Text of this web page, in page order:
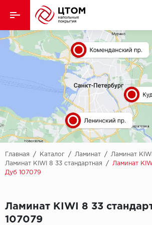
Назад
Кварцвиниловая плитка
Ламинат
Ковролин
Линолеум
Паркет
Паркетная доска
Подложка
Главная / Каталог / Ламинат / Ламинат KIWI
Ламинат KIWI 8 33 стандартная
/
Ламинат
Дуб 107079
Ламинат KIWI 8 33
107079